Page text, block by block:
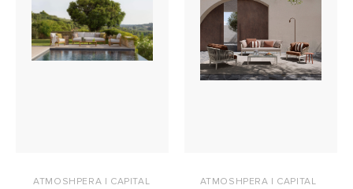
ATMOSHPERA | CAPITAL ATMOSHPERA | CAPITAL